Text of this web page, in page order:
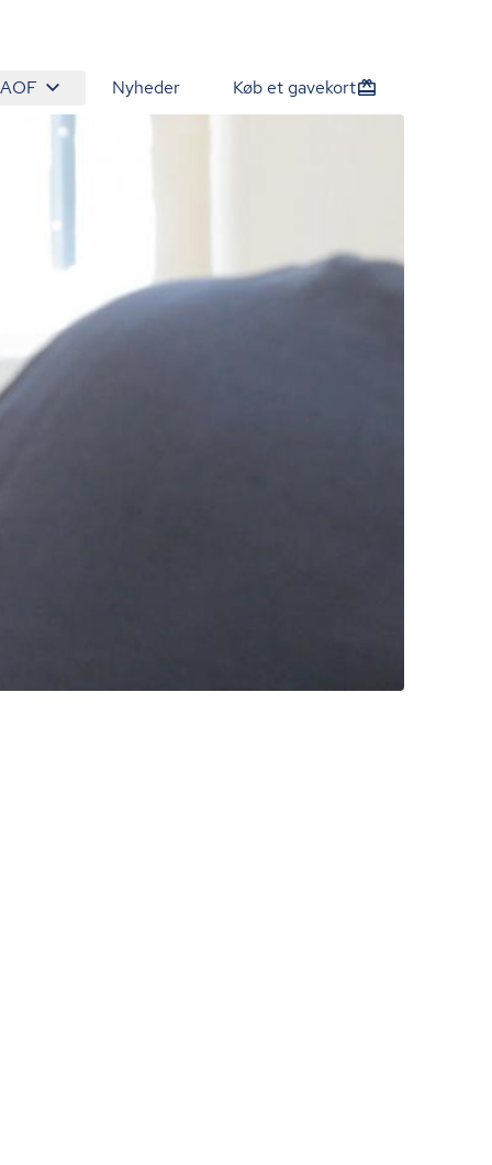
Nyheder Køb et gavekort